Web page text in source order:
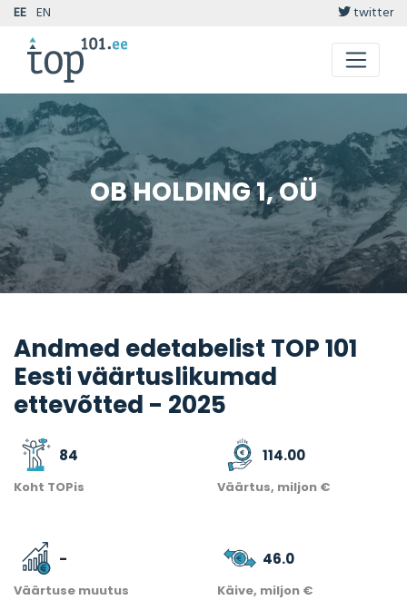
EE EN twitter
OB HOLDING 1, OÜ
Andmed edetabelist TOP 101
Eesti väärtuslikumad
ettevõtted - 2025
84
Koht TOPis
114.00
Väärtus, miljon €
-
Väärtuse muutus
46.0
Käive, miljon €